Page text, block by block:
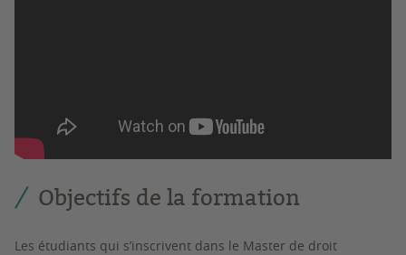
Objectifs de la formation
Les étudiants qui s’inscrivent dans le Master de droit